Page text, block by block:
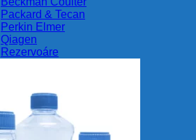
Packard & Tecan
Perkin Elmer
Qiagen
Rezervoáre